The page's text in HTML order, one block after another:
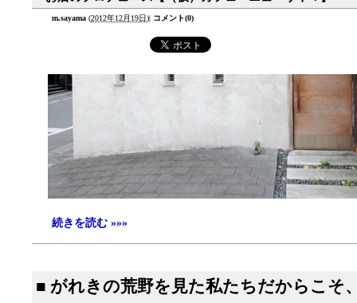
m.sayama (2012年12月19日)| コメント(0)
続きを読む »»»
■ がれきの荒野を見た私たちだからこそ